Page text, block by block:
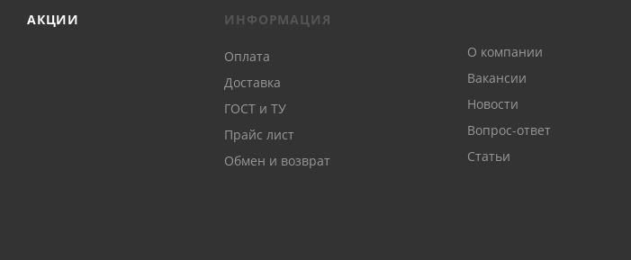
АКЦИИ ИНФОРМАЦИЯ
Оплата
Доставка
ГОСТ и ТУ
Прайс лист
Обмен и возврат
О компании
Вакансии
Новости
Вопрос-ответ
Статьи